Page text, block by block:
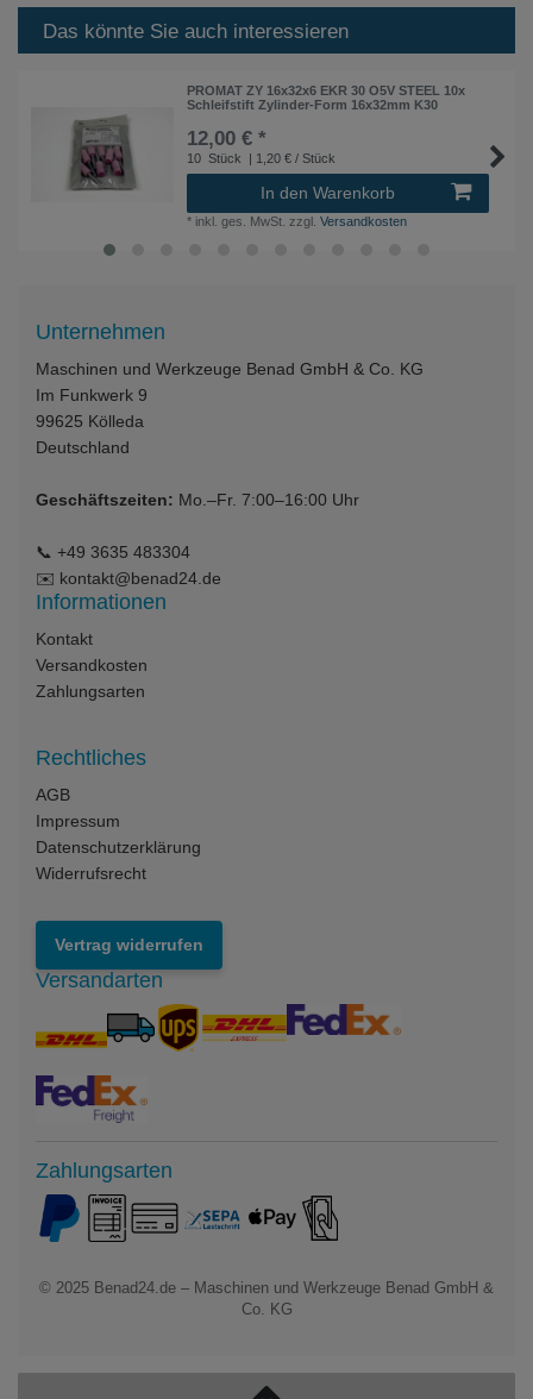
Das könnte Sie auch interessieren
PROMAT ZY 16x32x6 EKR 30 O5V STEEL 10x
Schleifstift Zylinder-Form 16x32mm K30
12,00 € *
10 Stück | 1,20 € / Stück
In den Warenkorb
* inkl. ges. MwSt. zzgl.Versandkosten
Unternehmen
Maschinen und Werkzeuge Benad GmbH & Co. KG
Im Funkwerk 9
99625 Kölleda
Deutschland
Geschäftszeiten: Mo.–Fr. 7:00–16:00 Uhr
📞 +49 3635 483304
✉️ kontakt@benad24.de
Informationen
Kontakt
Versandkosten
Zahlungsarten
Rechtliches
AGB
Impressum
Datenschutzerklärung
Widerrufsrecht
Vertrag widerrufen
Versandarten
Zahlungsarten
© 2025 Benad24.de – Maschinen und Werkzeuge Benad GmbH &
Co. KG